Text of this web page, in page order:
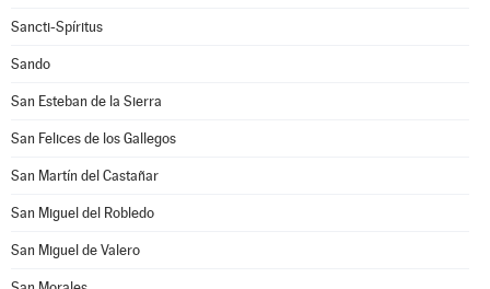
Sancti-Spíritus
Sando
San Esteban de la Sierra
San Felices de los Gallegos
San Martín del Castañar
San Miguel del Robledo
San Miguel de Valero